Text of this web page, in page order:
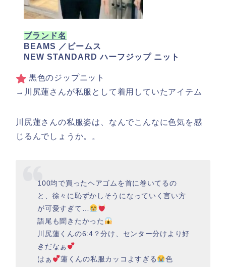
ブランド名
BEAMS ／ビームス
NEW STANDARD ハーフジップ ニット
黒色のジップニット
→川尻蓮さんが私服として着用していたアイテム
川尻蓮さんの私服姿は、なんでこんなに色気を感
じるんでしょうか。。
100均で買ったヘアゴムを首に巻いてるの
と、徐々に恥ずかしそうになっていく言い方
が可愛すぎて…
語尾も聞きたかった
川尻蓮くんの6:4？分け、センター分けより好
きだなぁ
はぁ
蓮くんの私服カッコよすぎる
色